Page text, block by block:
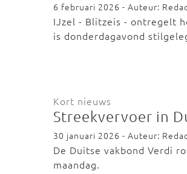
6 februari 2026 - Auteur:
IJzel - Blitzeis - ontregelt
is donderdagavond
Kort nieuws
Streekvervoer in
30 januari 2026 - Auteur:
De Duitse vakbond Verdi
maandag.